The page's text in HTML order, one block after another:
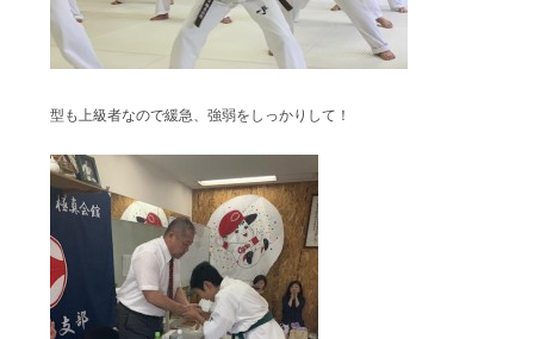
型も上級者なので緩急、強弱をしっかりして！